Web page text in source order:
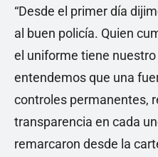
“Desde el primer día
al buen policía. Quien
el uniforme tiene
entendemos que una
controles permanentes,
transparencia en cada
remarcaron desde la